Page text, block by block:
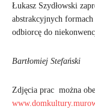
Łukasz Szydłowski
abstrakcyjnych
odbiorcę do
Bartłomiej Stefański
Zdjęcia prac można